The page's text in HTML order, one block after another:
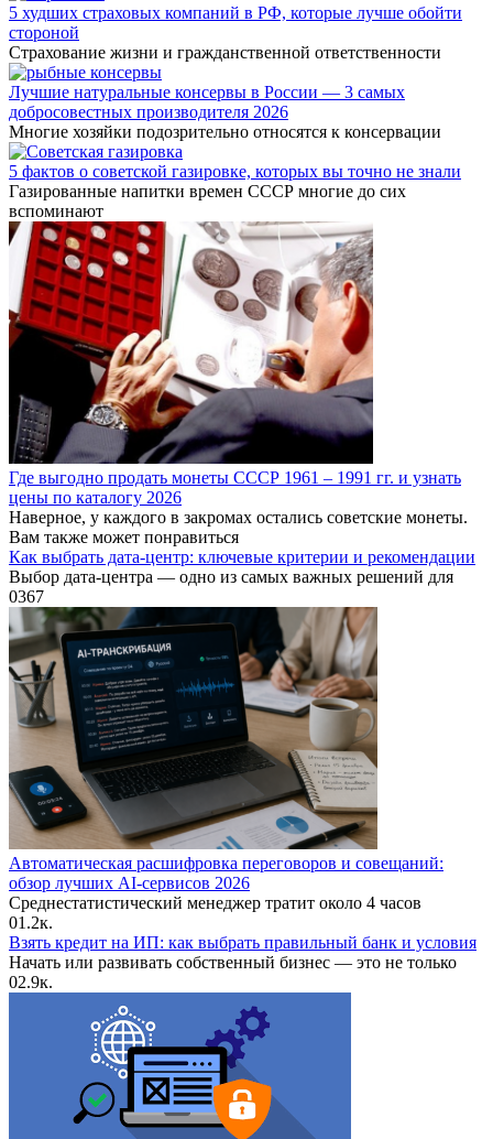
5 худших страховых компаний в РФ, которые лучше обойти
стороной
Страхование жизни и гражданственной ответственности
Лучшие натуральные консервы в России — 3 самых
добросовестных производителя 2026
Многие хозяйки подозрительно относятся к консервации
5 фактов о советской газировке, которых вы точно не знали
Газированные напитки времен СССР многие до сих
вспоминают
Где выгодно продать монеты СССР 1961 – 1991 гг. и узнать
цены по каталогу 2026
Наверное, у каждого в закромах остались советские монеты.
Вам также может понравиться
Как выбрать дата-центр: ключевые критерии и рекомендации
Выбор дата-центра — одно из самых важных решений для
0367
Автоматическая расшифровка переговоров и совещаний:
обзор лучших AI-сервисов 2026
Среднестатистический менеджер тратит около 4 часов
01.2к.
Взять кредит на ИП: как выбрать правильный банк и условия
Начать или развивать собственный бизнес — это не только
02.9к.